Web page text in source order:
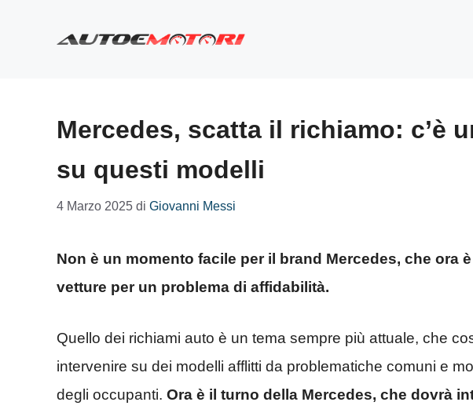
Mercedes, scatta il richiamo: c’è
su questi modelli
4 Marzo 2025 di Giovanni Messi
Non è un momento facile per il brand Mercedes, che ora
vetture per un problema di affidabilità.
Quello dei richiami auto è un tema sempre più attuale, che
intervenire su dei modelli afflitti da problematiche comuni e
degli occupanti. Ora è il turno della Mercedes, che dovrà